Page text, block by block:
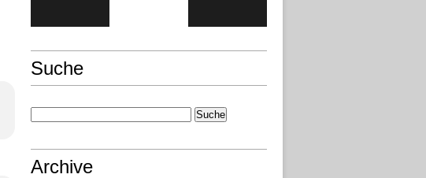
Suche
Archive